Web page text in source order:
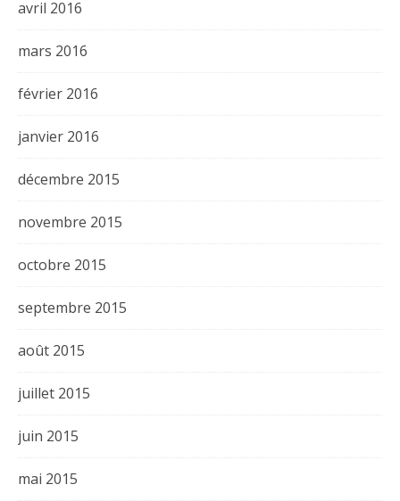
avril 2016
mars 2016
février 2016
janvier 2016
décembre 2015
novembre 2015
octobre 2015
septembre 2015
août 2015
juillet 2015
juin 2015
mai 2015